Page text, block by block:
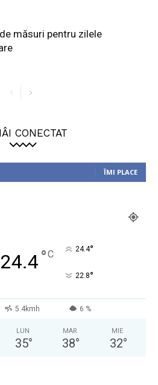
măsuri pentru zilele
CONECTAT
ÎMI PLACE
24.4°C 24.4°
22.8°
5.4kmh 6 %
LUN
35°
MAR
38°
MIE
32°